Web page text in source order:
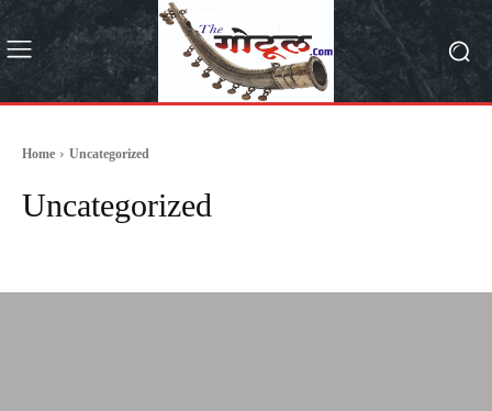
Home Uncategorized
Uncategorized